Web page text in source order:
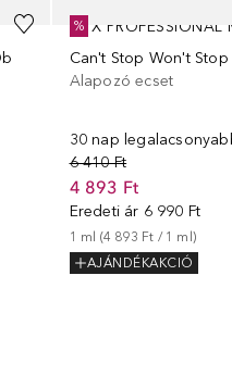
NYX PROFESSIONAL
Can't Stop Won't Stop
Alapozó ecset
30 nap
6 410 Ft
4 893 Ft
Eredeti ár 6 990 Ft
1 ml (4 893 Ft / 1 ml )
AJÁNDÉKAKCIÓ
%